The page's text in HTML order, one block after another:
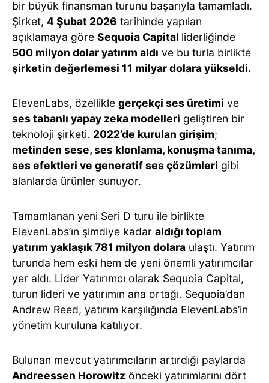
bir büyük finansman turunu başarıyla tamamladı.
Şirket, 4 Şubat 2026 tarihinde yapılan
açıklamaya göre Sequoia Capital liderliğinde
500 milyon dolar yatırım aldı ve bu turla birlikte
şirketin değerlemesi 11 milyar dolara yükseldi.
ElevenLabs, özellikle gerçekçi ses üretimi ve
ses tabanlı yapay zeka modelleri geliştiren bir
teknoloji şirketi. 2022’de kurulan girişim;
metinden sese, ses klonlama, konuşma tanıma,
ses efektleri ve generatif ses çözümleri gibi
alanlarda ürünler sunuyor.
Tamamlanan yeni Seri D turu ile birlikte
ElevenLabs’ın şimdiye kadar aldığı toplam
yatırım yaklaşık 781 milyon dolara ulaştı. Yatırım
turunda hem eski hem de yeni önemli yatırımcılar
yer aldı. Lider Yatırımcı olarak Sequoia Capital,
turun lideri ve yatırımın ana ortağı. Sequoia’dan
Andrew Reed, yatırım karşılığında ElevenLabs’in
yönetim kuruluna katılıyor.
Bulunan mevcut yatırımcıların artırdığı paylarda
Andreessen Horowitz önceki yatırımlarını dört